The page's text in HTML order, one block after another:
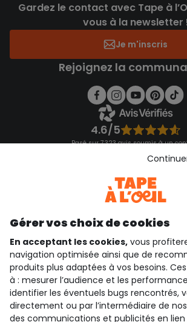
Gardez le contact avec Tape à
vous à la newsletter
Je m'inscris
Rejoignez la
4.6/5
Basé sur 7 323 avis soumis à un
Consulter les CGU
qui sommes-nous ?
besoin d'aide ?
le club fidélité
Gérer vos choix de cookies
En acceptant les cookies, vous
navigation optimisée ainsi que de
produits plus adaptées à vos besoins.
à : mesurer l’audience et les
identifier les éventuels bugs rencontrés,
directement ou par l’intermédiaire de nos
des communications et publicités en